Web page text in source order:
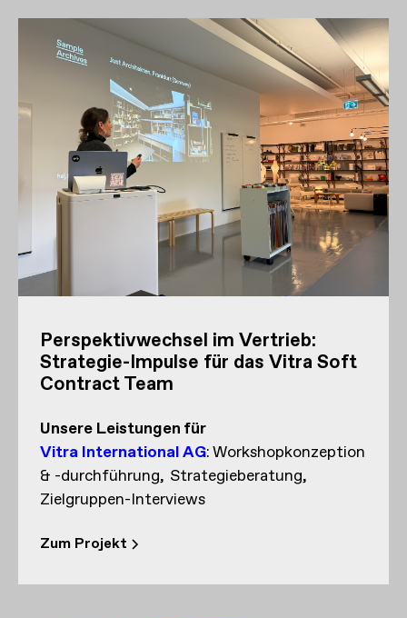
Perspektivwechsel im Vertrieb:
Strategie-Impulse für das Vitra Soft
Contract Team
Unsere Leistungen für
Vitra International AG:Workshopkonzeption
& -durchführung Strategieberatung
Zielgruppen-Interviews
Zum Projekt